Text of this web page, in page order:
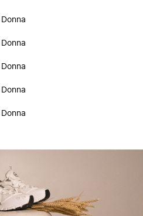
Donna
Donna
Donna
Donna
Donna